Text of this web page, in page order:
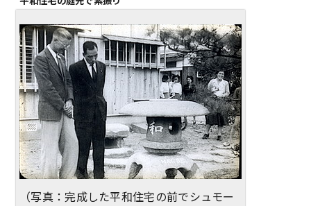
（写真：完成した平和住宅の前でシュモー